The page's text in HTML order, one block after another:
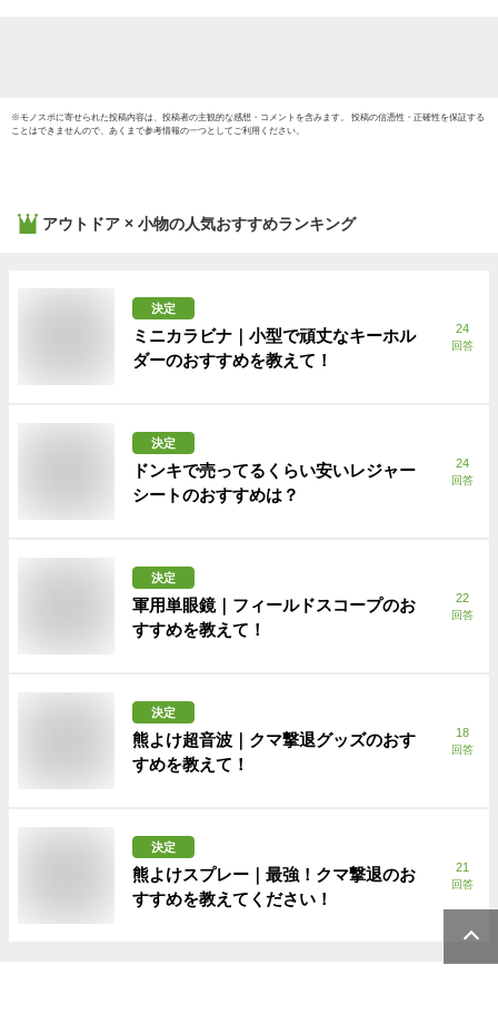
※モノスポに寄せられた投稿内容は、投稿者の主観的な感想・コメントを含みます。 投稿の信憑性・正確性を保証する
ことはできませんので、あくまで参考情報の一つとしてご利用ください。
アウトドア × 小物の人気おすすめランキング
決定
ミニカラビナ｜小型で頑丈なキーホル
ダーのおすすめを教えて！
24
回答
決定
ドンキで売ってるくらい安いレジャー
シートのおすすめは？
24
回答
決定
軍用単眼鏡｜フィールドスコープのお
すすめを教えて！
22
回答
決定
熊よけ超音波｜クマ撃退グッズのおす
すめを教えて！
18
回答
決定
熊よけスプレー｜最強！クマ撃退のお
すすめを教えてください！
21
回答